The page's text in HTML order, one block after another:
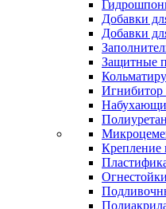
Добавки
Добавки
Защитные
Игнибитор
Крепление